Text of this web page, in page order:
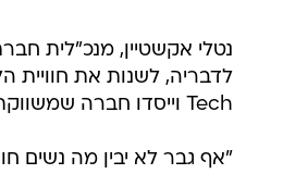
נטלי אקשטיין, מנכ"לית
Tech וייסדו חברה שמשווקת מוצרים שאמורים להקל על האישה בעת הלידה וגם אחריה.
"אף גבר לא יבין מה נשים